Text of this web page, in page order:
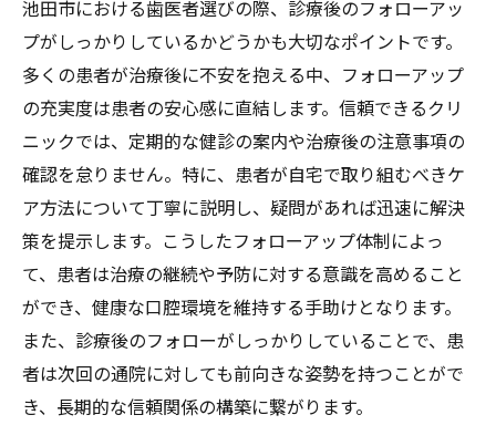
技術力で選ぶ池田市の歯医者
患者に最適な治療法を提供
トレンドに対応した最新の治療
池田市で見つける信頼できる歯医者
信頼できる口コミが集まる歯医者
地域密着型のクリニックの魅力
長年の実績が信頼の証
医師とスタッフのチームワーク
地域住民に愛される歯医者の特徴
信頼関係を築くためのポイント
池田市における歯医者選びの際、診療後のフォローアッ
プがしっかりしているかどうかも大切なポイントです。
多くの患者が治療後に不安を抱える中、フォローアップ
の充実度は患者の安心感に直結します。信頼できるクリ
ニックでは、定期的な健診の案内や治療後の注意事項の
確認を怠りません。特に、患者が自宅で取り組むべきケ
ア方法について丁寧に説明し、疑問があれば迅速に解決
策を提示します。こうしたフォローアップ体制によっ
て、患者は治療の継続や予防に対する意識を高めること
ができ、健康な口腔環境を維持する手助けとなります。
また、診療後のフォローがしっかりしていることで、患
者は次回の通院に対しても前向きな姿勢を持つことがで
き、長期的な信頼関係の構築に繋がります。